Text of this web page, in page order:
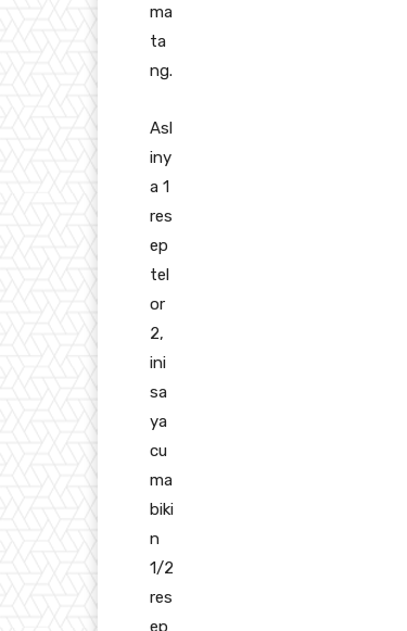
ma
ta
ng.
Asl
iny
a 1
res
ep
tel
or
2,
ini
sa
ya
cu
ma
biki
n
1/2
res
ep